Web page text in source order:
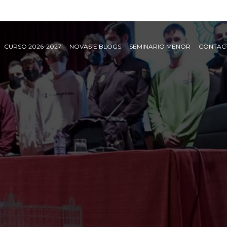
CURSO 2026-2027 NOVAS E BLOGS SEMINARIO MENOR